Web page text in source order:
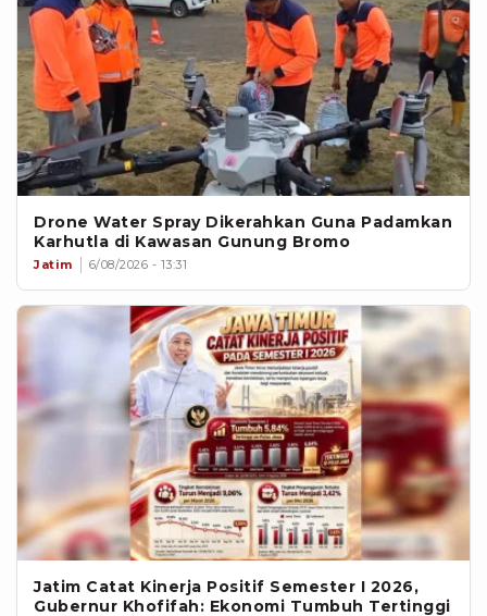
Drone Water Spray Dikerahkan Guna Padamkan
Karhutla di Kawasan Gunung Bromo
Jatim 6/08/2026 - 13:31
Jatim Catat Kinerja Positif Semester I 2026,
Gubernur Khofifah: Ekonomi Tumbuh Tertinggi